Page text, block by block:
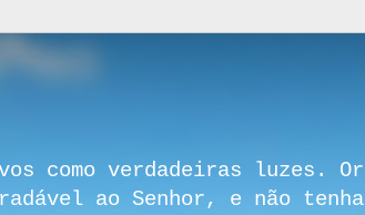
como verdadeiras luzes.
ao Senhor, e não